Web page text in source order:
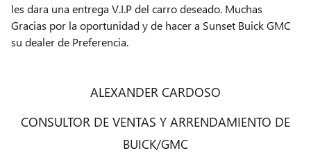
les dara una entrega V.I.P del carro deseado. Muchas
Gracias por la oportunidad y de hacer a Sunset Buick GMC
su dealer de Preferencia.
ALEXANDER CARDOSO
CONSULTOR DE VENTAS Y ARRENDAMIENTO DE
BUICK/GMC